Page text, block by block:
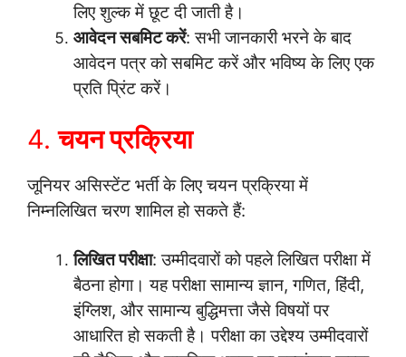
लिए शुल्क में छूट दी जाती है।
आवेदन सबमिट करें: सभी जानकारी भरने के बाद
आवेदन पत्र को सबमिट करें और भविष्य के लिए एक
प्रति प्रिंट करें।
4.चयन प्रक्रिया
जूनियर असिस्टेंट भर्ती के लिए चयन प्रक्रिया में
निम्नलिखित चरण शामिल हो सकते हैं:
लिखित परीक्षा: उम्मीदवारों को पहले लिखित परीक्षा में
बैठना होगा। यह परीक्षा सामान्य ज्ञान, गणित, हिंदी,
इंग्लिश, और सामान्य बुद्धिमत्ता जैसे विषयों पर
आधारित हो सकती है। परीक्षा का उद्देश्य उम्मीदवारों